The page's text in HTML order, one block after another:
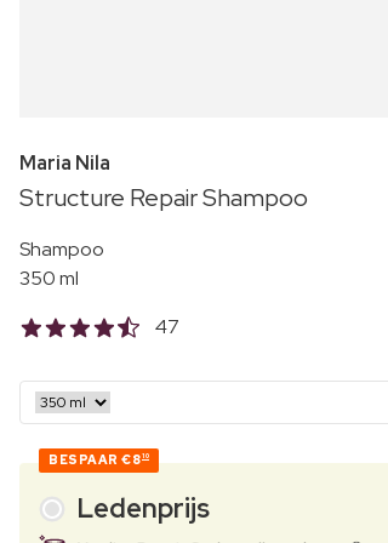
Maria Nila
Structure Repair Shampoo
Shampoo
350 ml
47
BESPAAR €810
Ledenprijs